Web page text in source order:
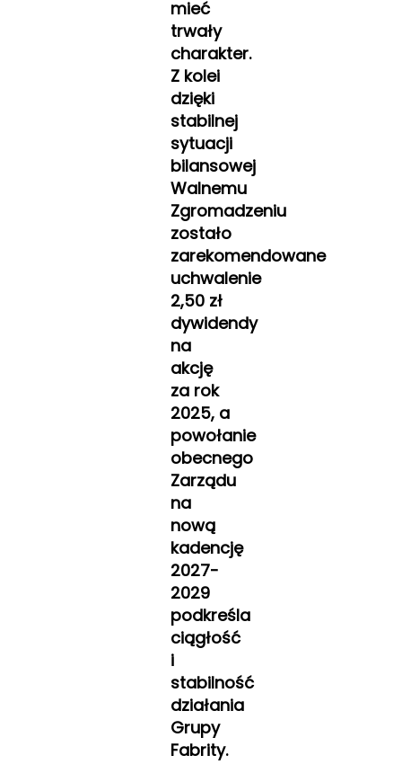
mieć
trwały
charakter.
Z kolei
dzięki
stabilnej
sytuacji
bilansowej
Walnemu
Zgromadzeniu
zostało
zarekomendowane
uchwalenie
2,50 zł
dywidendy
na
akcję
za rok
2025, a
powołanie
obecnego
Zarządu
na
nową
kadencję
2027-
2029
podkreśla
ciągłość
i
stabilność
działania
Grupy
Fabrity.